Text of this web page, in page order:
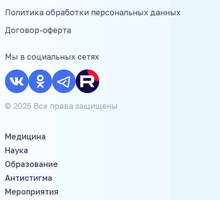
Политика обработки персональных данных
Договор-оферта
Мы в социальных сетях
© 2026 Все права защищены
Медицина
Наука
Образование
Антистигма
Мероприятия